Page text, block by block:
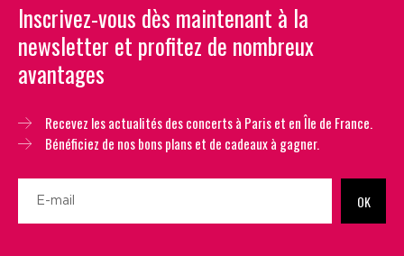
Inscrivez-vous dès maintenant à la
newsletter et profitez de nombreux
avantages
Recevez les actualités des concerts à Paris et en Île de France.
Bénéficiez de nos bons plans et de cadeaux à gagner.
OK